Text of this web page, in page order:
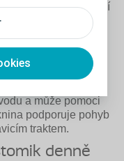
ovlivňuje trávení
upravit konzistenci
systému.
a
a může pomoci
podporuje pohyb
traktem.
denně